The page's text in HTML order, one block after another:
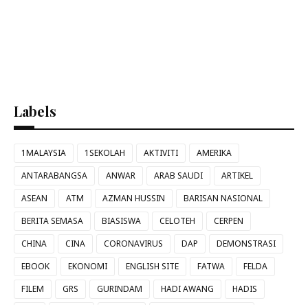
Labels
1MALAYSIA 1SEKOLAH AKTIVITI
AMERIKA
ANTARABANGSA
ANWAR ARAB SAUDI
ARTIKEL
ASEAN
ATM AZMAN HUSSIN
BARISAN NASIONAL
BERITA SEMASA
BIASISWA CELOTEH
CERPEN
CHINA
CINA CORONAVIRUS DAP
DEMONSTRASI
EBOOK
EKONOMI ENGLISH SITE FATWA
FELDA
FILEM
GRS GURINDAM HADI AWANG
HADIS